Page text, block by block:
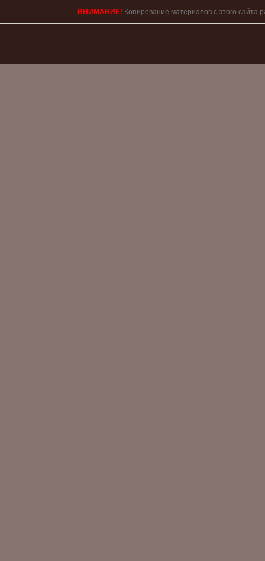
ВНИМАНИЕ! Копирование материалов с этого сайта